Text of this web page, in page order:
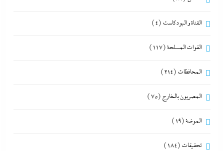
القناة و البودكاست (4)
القوات المسلحة(117)
المحافظات (214)
المصريون بالخارج (75)
الموضة(19)
تحقيقات (184)